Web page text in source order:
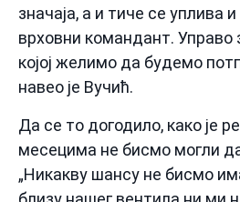
значаја, а и тиче се уплива и
врховни командант. Управо
којој желимо да будемо
навео је Вучић.
Да се то догодило, како је
месецима не бисмо могли
„Никакву шансу не бисмо